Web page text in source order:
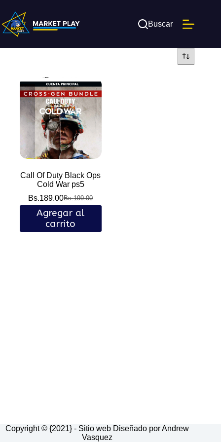
contenido
Buscar
Call Of Duty Black Ops
Cold War ps5
Bs.199.00
El
precio
original
era:
Bs.189.00El
precio
actual
es:
Agregar al
carrito
Copyright © {2021} - Sitio web Diseñado por Andrew
Vasquez